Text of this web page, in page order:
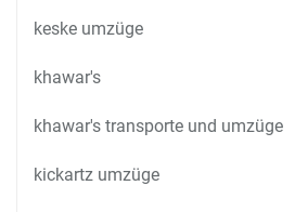
keske umzüge
khawar's
khawar's transporte und umzüge
kickartz umzüge